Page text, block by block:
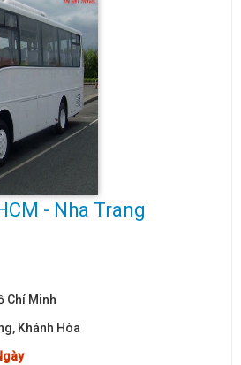
- Nha Trang
Chí Minh
Khánh Hòa